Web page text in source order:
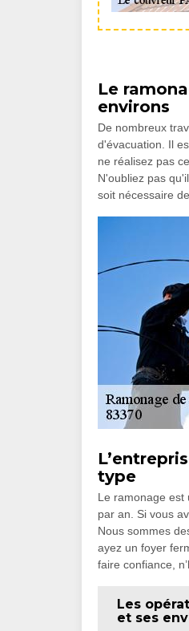
Le
environs
De nombreux
d'évacuation. Il
ne réalisez pas
N'oubliez pas
soit nécessaire
type
Le ramonage est
par an. Si vous
Nous sommes
ayez un foyer
faire confiance,
Les
et ses